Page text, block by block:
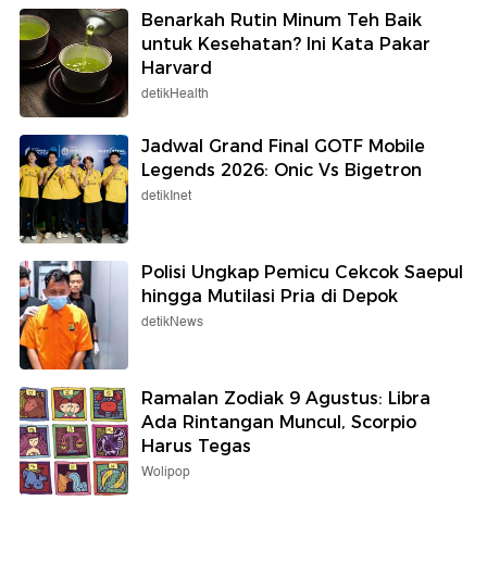
Benarkah Rutin Minum Teh Baik
untuk Kesehatan? Ini Kata Pakar
Harvard
detikHealth
Jadwal Grand Final GOTF Mobile
Legends 2026: Onic Vs Bigetron
detikInet
Polisi Ungkap Pemicu Cekcok Saepul
hingga Mutilasi Pria di Depok
detikNews
Ramalan Zodiak 9 Agustus: Libra
Ada Rintangan Muncul, Scorpio
Harus Tegas
Wolipop